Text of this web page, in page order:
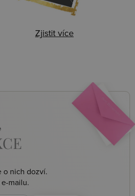
Zjistit více
o nich dozví.
mailu.